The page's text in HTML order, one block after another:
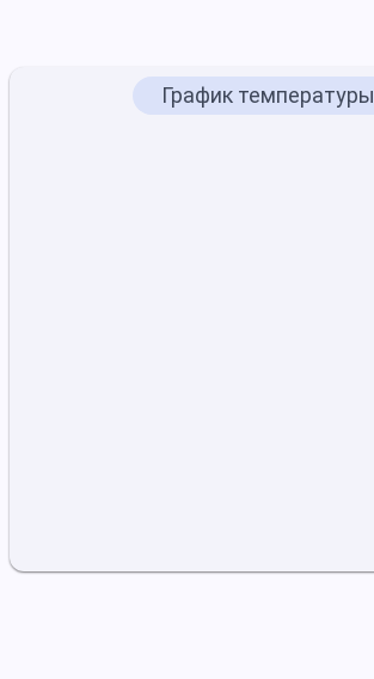
График температуры